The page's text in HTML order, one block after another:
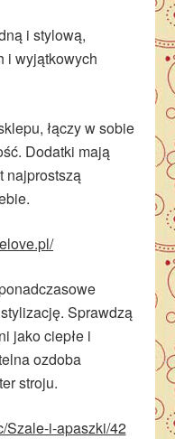
i stylową,
i wyjątkowych
łączy w sobie
Dodatki mają
najprostszą
Sprawdzą
jako ciepłe i
ozdoba
stroju.
Szale-i-apaszki/42